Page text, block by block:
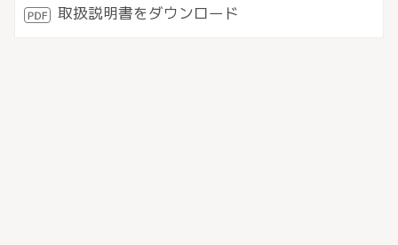
取扱説明書をダウンロード